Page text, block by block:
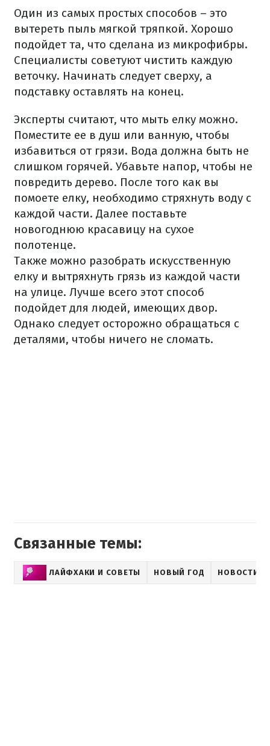
Один из самых простых способов – это
вытереть пыль мягкой тряпкой. Хорошо
подойдет та, что сделана из микрофибры.
Специалисты советуют чистить каждую
веточку. Начинать следует сверху, а
подставку оставлять на конец.
Эксперты считают, что мыть елку можно.
Поместите ее в душ или ванную, чтобы
избавиться от грязи. Вода должна быть не
слишком горячей. Убавьте напор, чтобы не
повредить дерево. После того как вы
помоете елку, необходимо стряхнуть воду с
каждой части. Далее поставьте
новогоднюю красавицу на сухое
полотенце.
Также можно разобрать искусственную
елку и вытряхнуть грязь из каждой части
на улице. Лучше всего этот способ
подойдет для людей, имеющих двор.
Однако следует осторожно обращаться с
деталями, чтобы ничего не сломать.
Связанные темы:
ЛАЙФХАКИ И СОВЕТЫ НОВЫЙ ГОД НОВОСТИ